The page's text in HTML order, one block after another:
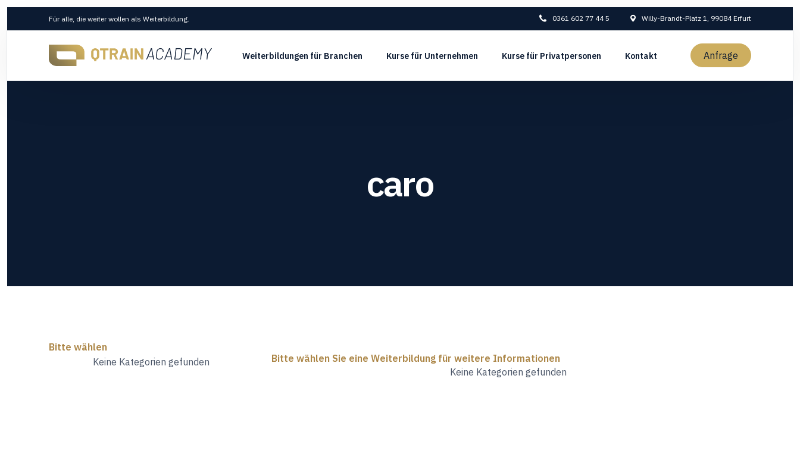
Für alle, die weiter wollen als Weiterbildung. 0361 602 77 44 5 Willy-Brandt-Platz 1, 99084 Erfurt
Weiterbildungen für Branchen Kurse für Unternehmen Kurse für Privatpersonen Kontakt Anfrage
caro
Bitte wählen
Keine Kategorien gefunden
Bitte wählen Sie eine Weiterbildung für weitere Informationen
Keine Kategorien gefunden